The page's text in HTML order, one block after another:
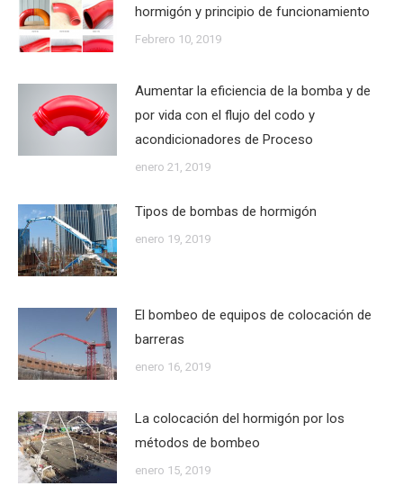
hormigón y principio de funcionamiento
Febrero 10, 2019
Aumentar la eficiencia de la bomba y de
por vida con el flujo del codo y
acondicionadores de Proceso
enero 21, 2019
Tipos de bombas de hormigón
enero 19, 2019
El bombeo de equipos de colocación de
barreras
enero 16, 2019
La colocación del hormigón por los
métodos de bombeo
enero 15, 2019